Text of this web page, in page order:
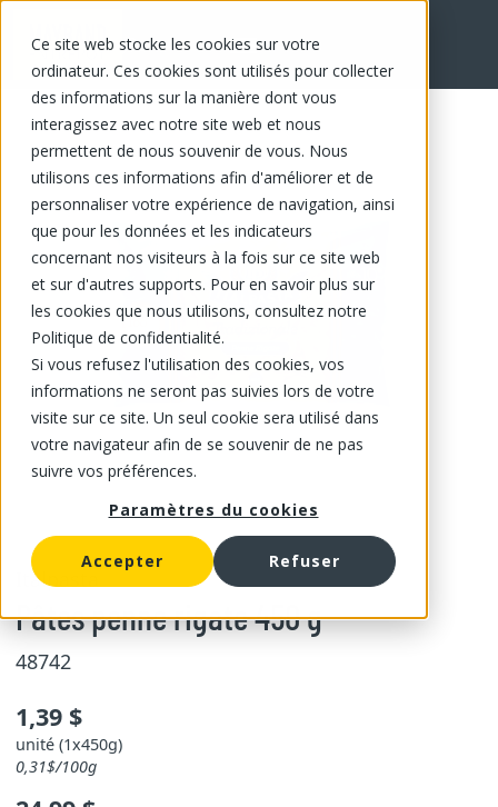
Ce site web stocke les cookies sur votre
ordinateur. Ces cookies sont utilisés pour collecter
des informations sur la manière dont vous
interagissez avec notre site web et nous
permettent de nous souvenir de vous. Nous
utilisons ces informations afin d'améliorer et de
personnaliser votre expérience de navigation, ainsi
que pour les données et les indicateurs
concernant nos visiteurs à la fois sur ce site web
et sur d'autres supports. Pour en savoir plus sur
les cookies que nous utilisons, consultez notre
Politique de confidentialité.
Si vous refusez l'utilisation des cookies, vos
informations ne seront pas suivies lors de votre
visite sur ce site. Un seul cookie sera utilisé dans
votre navigateur afin de se souvenir de ne pas
suivre vos préférences.
Paramètres du cookies
Accepter Refuser
EN
Italpasta
Pâtes penne rigate 450 g
48742
1,39 $
unité (1x450g)
0,31$/100g